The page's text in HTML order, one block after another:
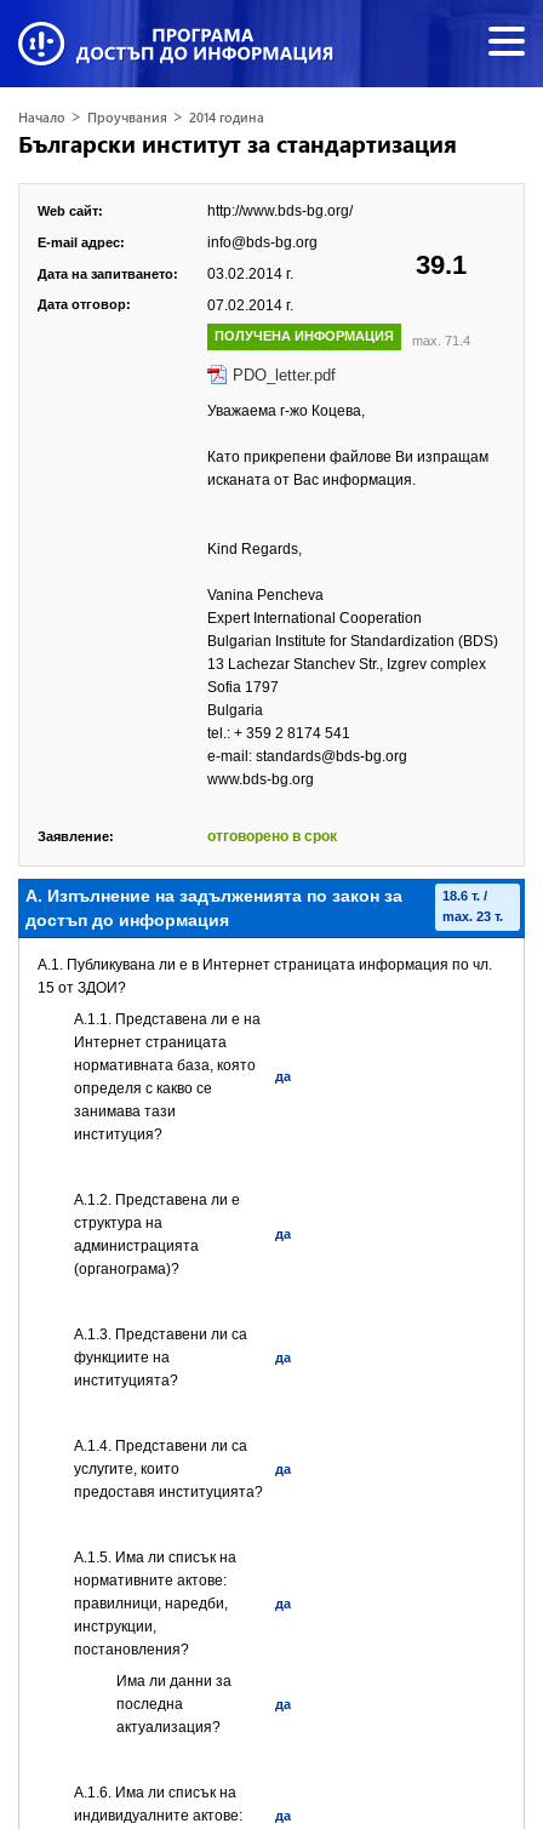
Начало > Проучвания > 2014 година
Български институт за стандартизация
39.1
max. 71.4
Web сайт: http://www.bds-bg.org/
E-mail адрес: info@bds-bg.org
Дата на запитването: 03.02.2014 г.
Дата отговор: 07.02.2014 г.
ПОЛУЧЕНА ИНФОРМАЦИЯ
PDO_letter.pdf
Уважаема г-жо Коцева,
Като прикрепени файлове Ви изпращам
исканата от Вас информация.
Kind Regards,
Vanina Pencheva
Expert International Cooperation
Bulgarian Institute for Standardization (BDS)
13 Lachezar Stanchev Str., Izgrev complex
Sofia 1797
Bulgaria
tel.: + 359 2 8174 541
e-mail: standards@bds-bg.org
www.bds-bg.org
Заявление: отговорено в срок
А. Изпълнение на задълженията по закон за
достъп до информация
18.6 т. /
max. 23 т.
A.1. Публикувана ли е в Интернет страницата информация по чл.
15 от ЗДОИ?
A.1.1. Представена ли е на
Интернет страницата
нормативната база, която
определя с какво се
занимава тази
институция?
да
A.1.2. Представена ли е
структура на
администрацията
(органограма)?
да
А.1.3. Представени ли са
функциите на
институцията?
да
А.1.4. Представени ли са
услугите, които
предоставя институцията?
да
А.1.5. Има ли списък на
нормативните актове:
правилници, наредби,
инструкции,
постановления?
да
Има ли данни за
последна
актуализация?
да
А.1.6. Има ли списък на
индивидуалните актове:
да